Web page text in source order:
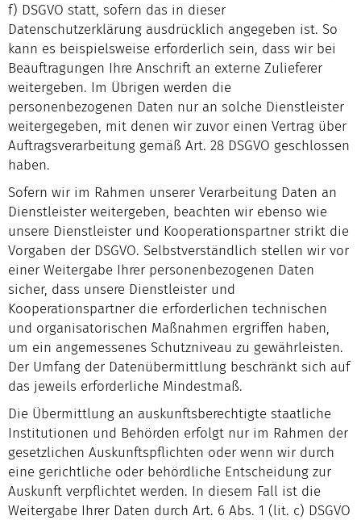
f) DSGVO statt, sofern das in dieser
Datenschutzerklärung ausdrücklich angegeben ist. So
kann es beispielsweise erforderlich sein, dass wir bei
Beauftragungen Ihre Anschrift an externe Zulieferer
weitergeben. Im Übrigen werden die
personenbezogenen Daten nur an solche Dienstleister
weitergegeben, mit denen wir zuvor einen Vertrag über
Auftragsverarbeitung gemäß Art. 28 DSGVO geschlossen
haben.
Sofern wir im Rahmen unserer Verarbeitung Daten an
Dienstleister weitergeben, beachten wir ebenso wie
unsere Dienstleister und Kooperationspartner strikt die
Vorgaben der DSGVO. Selbstverständlich stellen wir vor
einer Weitergabe Ihrer personenbezogenen Daten
sicher, dass unsere Dienstleister und
Kooperationspartner die erforderlichen technischen
und organisatorischen Maßnahmen ergriffen haben,
um ein angemessenes Schutzniveau zu gewährleisten.
Der Umfang der Datenübermittlung beschränkt sich auf
das jeweils erforderliche Mindestmaß.
Die Übermittlung an auskunftsberechtigte staatliche
Institutionen und Behörden erfolgt nur im Rahmen der
gesetzlichen Auskunftspflichten oder wenn wir durch
eine gerichtliche oder behördliche Entscheidung zur
Auskunft verpflichtet werden. In diesem Fall ist die
Weitergabe Ihrer Daten durch Art. 6 Abs. 1 (lit. c) DSGVO